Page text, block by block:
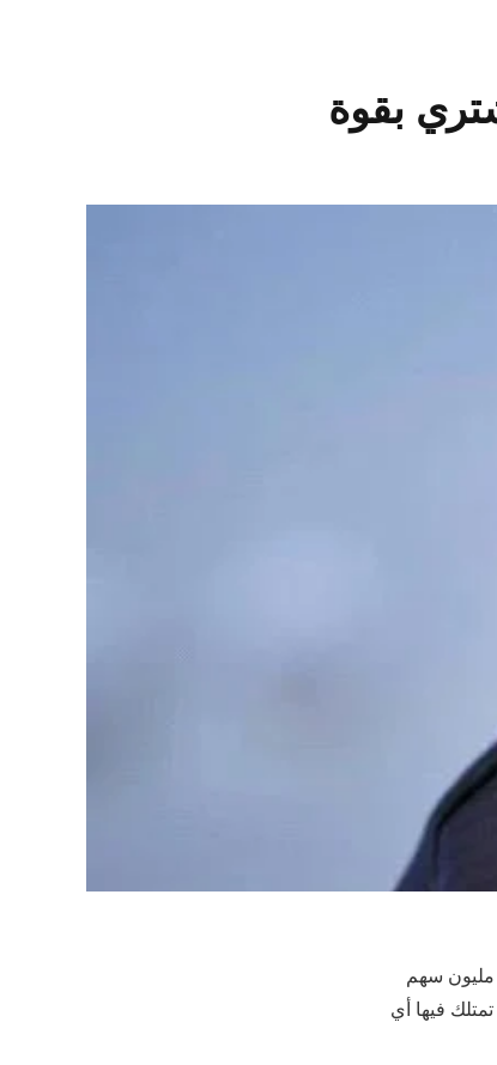
بقوة
أغلقت مؤسسة بيل وميليندا غيتس الخيرية آخر ارتباط مالي لها بشركة مايكروسوفت، بعد بيع 7.7 مليون سهم
هي المرة الأولى منذ تأسيس المؤسسة عام 2000 التي لا تمتلك فيها أي